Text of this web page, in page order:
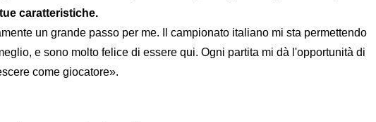
caratteristiche.
un grande passo per me. Il campionato italiano mi sta permettendo
e sono molto felice di essere qui. Ogni partita mi dà l'opportunità di
come giocatore».